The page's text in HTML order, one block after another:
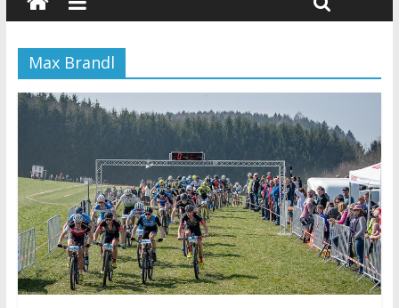
Max Brandl